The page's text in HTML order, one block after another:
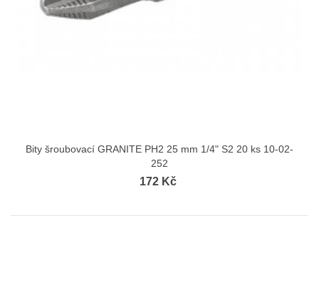
Bity šroubovací GRANITE PH2 25 mm 1/4" S2 20 ks 10-02-
252
172 Kč